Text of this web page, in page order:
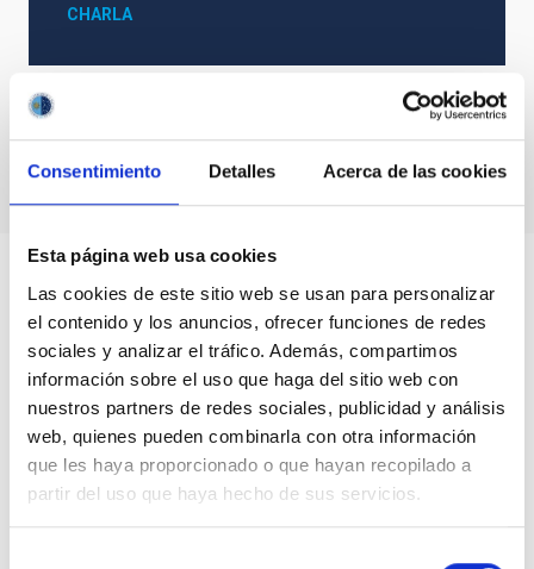
Consentimiento Detalles Acerca de las cookies
Esta página web usa cookies
Las cookies de este sitio web se usan para personalizar
el contenido y los anuncios, ofrecer funciones de redes
sociales y analizar el tráfico. Además, compartimos
información sobre el uso que haga del sitio web con
nuestros partners de redes sociales, publicidad y análisis
web, quienes pueden combinarla con otra información
que les haya proporcionado o que hayan recopilado a
partir del uso que haya hecho de sus servicios.
CHARLA
Amigos del IAC